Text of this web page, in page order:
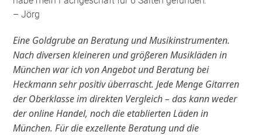
– Jörg
Eine Goldgrube an Beratung und Musikinstrumenten.
Nach diversen kleineren und größeren Musikläden in
München war ich von Angebot und Beratung bei
Heckmann sehr positiv überrascht. Jede Menge Gitarren
der Oberklasse im direkten Vergleich – das kann weder
der online Handel, noch die etablierten Läden in
München. Für die exzellente Beratung und die